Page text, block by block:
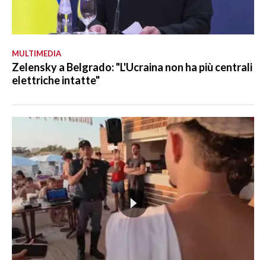
MULTIMEDIA
Zelensky a Belgrado: "L'Ucraina non ha più centrali
elettriche intatte"